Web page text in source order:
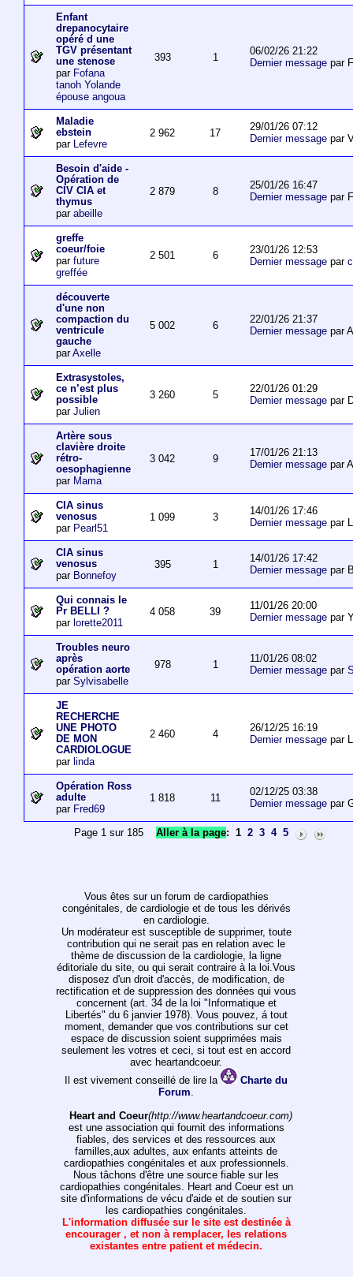
Enfant
drepanocytaire
opéré d une
TGV présentant
une stenose
par Fofana
tanoh Yolande
épouse angoua
393 1
06/02/26 21:22
Dernier messagepar
Maladie
ebstein
par Lefevre
2 962 17
29/01/26 07:12
Dernier messagepar
Besoin d'aide -
Opération de
CIV CIA et
thymus
par abeille
2 879 8
25/01/26 16:47
Dernier messagepar
greffe
coeur/foie
par future
greffée
2 501 6
23/01/26 12:53
Dernier messagepar
découverte
d'une non
compaction du
ventricule
gauche
parAxelle
5 002 6
22/01/26 21:37
Dernier messagepar
Extrasystoles,
ce n’est plus
possible
par Julien
3 260 5
22/01/26 01:29
Dernier messagepar
Artère sous
clavière droite
rétro-
oesophagienne
par Mama
3 042 9
17/01/26 21:13
Dernier messagepar
CIA sinus
venosus
par Pearl51
1 099 3
14/01/26 17:46
Dernier messagepar
CIA sinus
venosus
par Bonnefoy
395 1
14/01/26 17:42
Dernier messagepar
Qui connais le
Pr BELLI ?
par lorette2011
4 058 39
11/01/26 20:00
Dernier messagepar
Troubles neuro
après
opération aorte
par Sylvisabelle
978 1
11/01/26 08:02
Dernier messagepar
JE
RECHERCHE
UNE PHOTO
DE MON
CARDIOLOGUE
par linda
2 460 4
26/12/25 16:19
Dernier messagepar
Opération Ross
adulte
par Fred69
1 818 11
02/12/25 03:38
Dernier messagepar
Page 1 sur 185Aller à la page: 1 2 3 4 5
Vous êtes sur un forum de cardiopathies
congénitales, de cardiologie et de tous les dérivés
en cardiologie.
Un modérateur est susceptible de supprimer, toute
contribution qui ne serait pas en relation avec le
thème de discussion de la cardiologie, la ligne
éditoriale du site, ou qui serait contraire à la loi.Vous
disposez d'un droit d'accès, de modification, de
rectification et de suppression des données qui vous
concernent (art. 34 de la loi "Informatique et
Libertés" du 6 janvier 1978). Vous pouvez, á tout
moment, demander que vos contributions sur cet
espace de discussion soient supprimées mais
seulement les votres et ceci, si tout est en accord
avec heartandcoeur.
Il est vivement conseillé de lire la
Charte du
Forum.
Heart and Coeur(http://www.heartandcoeur.com)
est une association qui fournit des informations
fiables, des services et des ressources aux
familles,aux adultes, aux enfants atteints de
cardiopathies congénitales et aux professionnels.
Nous tâchons d'être une source fiable sur les
cardiopathies congénitales. Heart and Coeur est un
site d'informations de vécu d'aide et de soutien sur
les cardiopathies congénitales.
L'information diffusée sur le site est destinée à
encourager , et non à remplacer, les relations
existantes entre patient et médecin.